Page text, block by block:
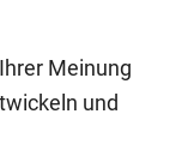
Meinung
und